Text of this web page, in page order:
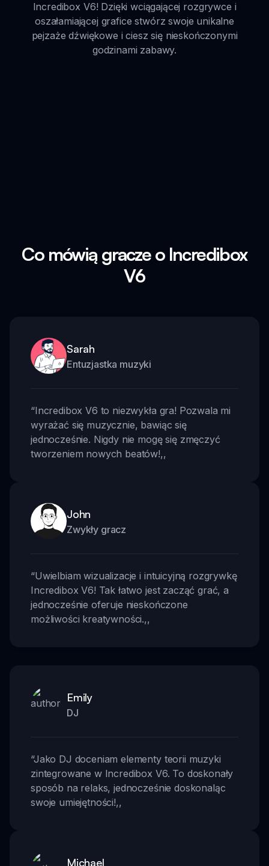
Incredibox V6! Dzięki wciągającej rozgrywce i
oszałamiającej grafice stwórz swoje unikalne
pejzaże dźwiękowe i ciesz się nieskończonymi
godzinami zabawy.
Co mówią gracze o Incredibox
V6
Sarah
Entuzjastka muzyki
“Incredibox V6 to niezwykła gra! Pozwala mi
wyrażać się muzycznie, bawiąc się
jednocześnie. Nigdy nie mogę się zmęczyć
tworzeniem nowych beatów!,,
John
Zwykły gracz
“Uwielbiam wizualizacje i intuicyjną rozgrywkę
Incredibox V6! Tak łatwo jest zacząć grać, a
jednocześnie oferuje nieskończone
możliwości kreatywności.,,
Emily
DJ
“Jako DJ doceniam elementy teorii muzyki
zintegrowane w Incredibox V6. To doskonały
sposób na relaks, jednocześnie doskonaląc
swoje umiejętności!,,
Michael